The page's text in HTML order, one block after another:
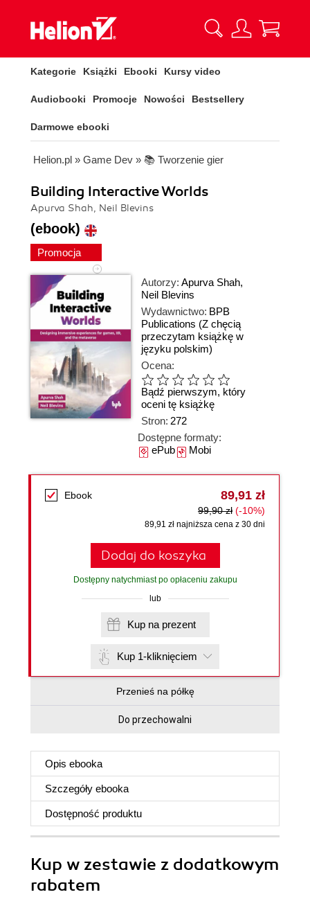
Kategorie Książki Ebooki Kursy video
Audiobooki Promocje Nowości Bestsellery
Darmowe ebooki
Helion.pl » Game Dev » 📚 Tworzenie gier
Building Interactive Worlds
Apurva Shah, Neil Blevins
(ebook)
Promocja
Autorzy: Apurva Shah,
Neil Blevins
Wydawnictwo: BPB
Publications (Z chęcią
przeczytam książkę w
języku polskim)
Ocena:
Bądź pierwszym, który
oceni tę książkę
Stron: 272
Dostępne formaty:
ePubMobi
Ebook 89,91 zł
99,90 zł (-10%)
89,91 zł najniższa cena z 30 dni
Dodaj do koszyka
Dostępny natychmiast po opłaceniu zakupu
lub
Kup na prezent
Kup 1-kliknięciem
Przenieś na półkę
Do przechowalni
Opis ebooka
Szczegóły ebooka
Dostępność produktu
Kup w zestawie z dodatkowym
rabatem